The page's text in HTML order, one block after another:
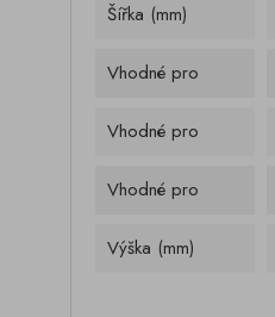
Šířka (mm)
Vhodné pro
Vhodné pro
Vhodné pro
Výška (mm)